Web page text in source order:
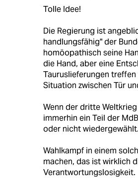
Tolle Idee!
Die Regierung ist
handlungsfähig" der
homöopathisch seine
die Hand, aber eine
Tauruslieferungen
Situation zwischen Tür
Wenn der dritte
immerhin ein Teil der
oder nicht wiedergewählt.
Wahlkampf in einem
machen, das ist wirklich
Verantwortungslosigkeit.